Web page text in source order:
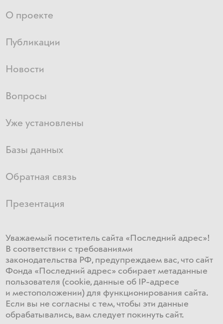
О проекте
Публикации
Новости
Вопросы
Уже установлены
Базы данных
Обратная связь
Презентация
Уважаемый посетитель сайта «Последний адрес»!
В соответствии с требованиями
законодательства РФ, предупреждаем вас, что сайт
Фонда «Последний адрес» собирает метаданные
пользователя (cookie, данные об IP-адресе
и местоположении) для функционирования сайта​.
Если ​вы не согласны с тем, чтобы эти данные
обрабатывались, ​вам ​следует покинуть сайт.